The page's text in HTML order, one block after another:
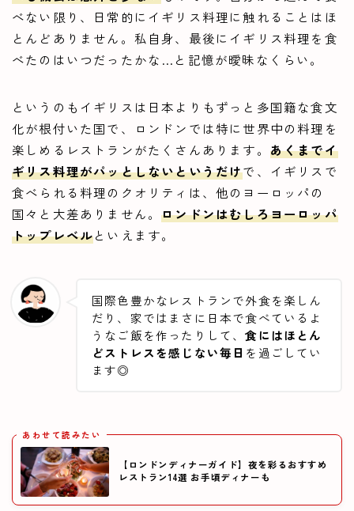
べない限り、日常的にイギリス料理に触れることはほ
とんどありません。私自身、最後にイギリス料理を食
べたのはいつだったかな…と記憶が曖昧なくらい。
というのもイギリスは日本よりもずっと多国籍な食文
化が根付いた国で、ロンドンでは特に世界中の料理を
楽しめるレストランがたくさんあります。 あくまでイ
ギリス料理がパッとしないというだけで、イギリスで
食べられる料理のクオリティは、他のヨーロッパの
国々と大差ありません。ロンドンはむしろヨーロッパ
トップレベルといえます。
国際色豊かなレストランで外食を楽しん
だり、家ではまさに日本で食べているよ
うなご飯を作ったりして、食にはほとん
どストレスを感じない毎日 を過ごしてい
ます◎
あわせて読みたい
【ロンドンディナーガイド】夜を彩るおすすめ
レストラン14選 お手頃ディナーも